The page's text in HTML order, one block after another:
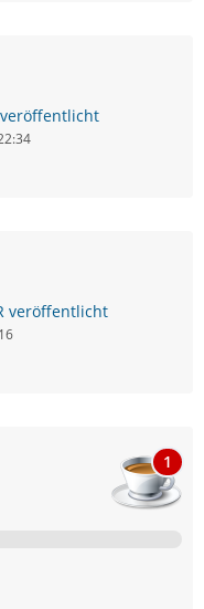
veröffentlicht
1